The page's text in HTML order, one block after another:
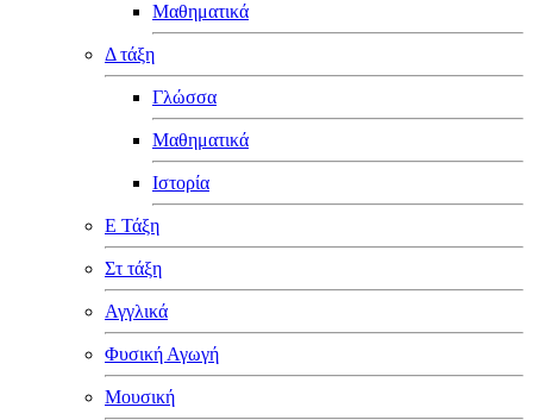
Μαθηματικά
Δ τάξη
Γλώσσα
Μαθηματικά
Ιστορία
Ε Τάξη
Στ τάξη
Αγγλικά
Φυσική Αγωγή
Μουσική